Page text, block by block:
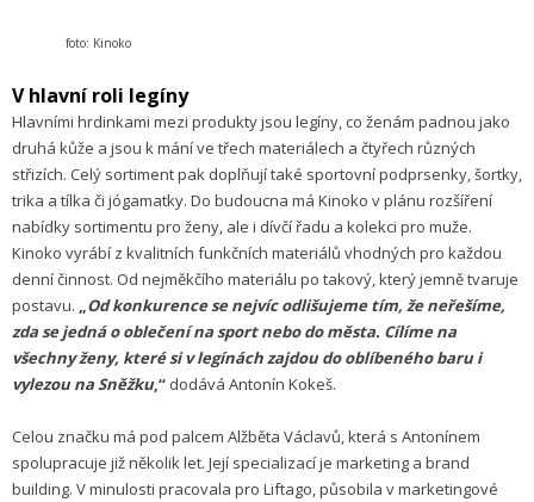
foto: Kinoko
V hlavní roli legíny
Hlavními hrdinkami mezi produkty jsou legíny, co ženám padnou jako
druhá kůže a jsou k mání ve třech materiálech a čtyřech různých
střizích. Celý sortiment pak doplňují také sportovní podprsenky, šortky,
trika a tílka či jógamatky. Do budoucna má Kinoko v plánu rozšíření
nabídky sortimentu pro ženy, ale i dívčí řadu a kolekci pro muže.
Kinoko vyrábí z kvalitních funkčních materiálů vhodných pro každou
denní činnost. Od nejměkčího materiálu po takový, který jemně tvaruje
postavu. „Od konkurence se nejvíc odlišujeme tím, že neřešíme,
zda se jedná o oblečení na sport nebo do města. Cílíme na
všechny ženy, které si v legínách zajdou do oblíbeného baru i
vylezou na Sněžku,“ dodává Antonín Kokeš.
Celou značku má pod palcem Alžběta Václavů, která s Antonínem
spolupracuje již několik let. Její specializací je marketing a brand
building. V minulosti pracovala pro Liftago, působila v marketingové